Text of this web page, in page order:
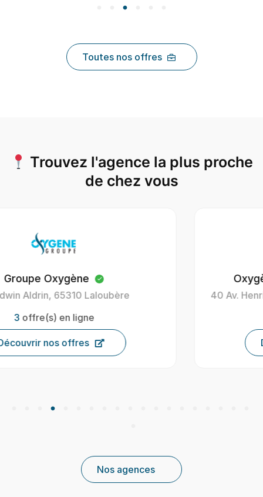
Toutes nos offres
Trouvez l'agence la plus proche
de chez vous
Oxygène Intérim Carcassonne
40 Av. Henri Gout, 11000 Carcassonne, France
9
Découvrir nos offres
Nos agences